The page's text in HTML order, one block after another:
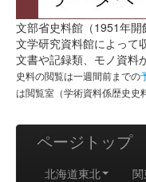
文部省史料館（1951年
文学研究資料館によって
文書や記録類、モノ資料
史料の閲覧は一週間前までの
は閲覧室（学術資料係歴史史
ページトップ
北海道東北